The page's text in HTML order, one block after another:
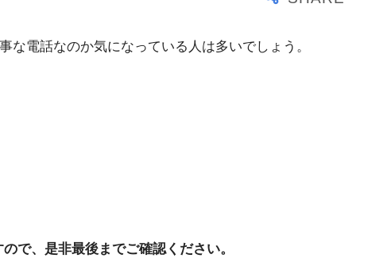
な電話なのか気になっている人は多いでしょう。
で、是非最後までご確認ください。